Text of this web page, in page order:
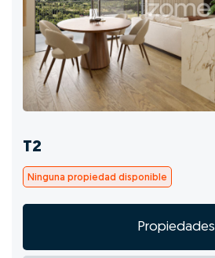
T2
Ninguna propiedad disponible
Propiedades